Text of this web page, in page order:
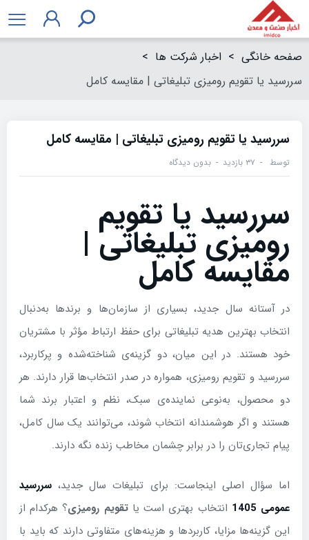
صفحه خانگی > اخبار شرکت ها >
سررسید یا تقویم رومیزی تبلیغاتی | مقایسه کامل
سررسید یا تقویم رومیزی تبلیغاتی | مقایسه کامل
توسط ۳۷ بازدید بدون دیدگاه
سررسید یا تقویم
رومیزی تبلیغاتی |
مقایسه کامل
در آستانه سال جدید، بسیاری از سازمان‌ها و برندها به‌دنبال
انتخاب بهترین هدیه تبلیغاتی برای حفظ ارتباط مؤثر با مشتریان
خود هستند. در این میان، دو گزینه‌ی شناخته‌شده و پرکاربرد،
سررسید و تقویم رومیزی، همواره در صدر انتخاب‌ها قرار دارند. هر
دو محصول، به‌نوعی نماینده‌ی سبک، نظم و اعتبار برند شما
هستند و اگر هوشمندانه انتخاب شوند، می‌توانند یک سال کامل،
پیام تجاری‌تان را در برابر چشمان مخاطب زنده نگه دارند.
اما سؤال اصلی اینجاست: برای تبلیغات سال جدید، سررسید
عمومی 1405
انتخاب بهتری است یاتقویم رومیزی؟ هرکدام از
این گزینه‌ها مزایا، کاربردها و هزینه‌های متفاوتی دارند که باید با